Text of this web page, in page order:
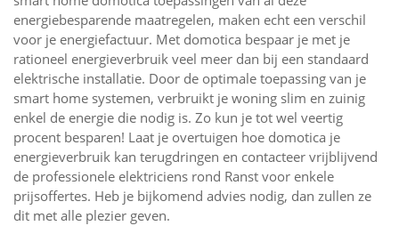
energiebesparende maatregelen, maken echt een verschil
voor je energiefactuur. Met domotica bespaar je met je
rationeel energieverbruik veel meer dan bij een standaard
elektrische installatie. Door de optimale toepassing van je
smart home systemen, verbruikt je woning slim en zuinig
enkel de energie die nodig is. Zo kun je tot wel veertig
procent besparen! Laat je overtuigen hoe domotica je
energieverbruik kan terugdringen en contacteer vrijblijvend
de professionele elektriciens rond Ranst voor enkele
prijsoffertes. Heb je bijkomend advies nodig, dan zullen ze
dit met alle plezier geven.